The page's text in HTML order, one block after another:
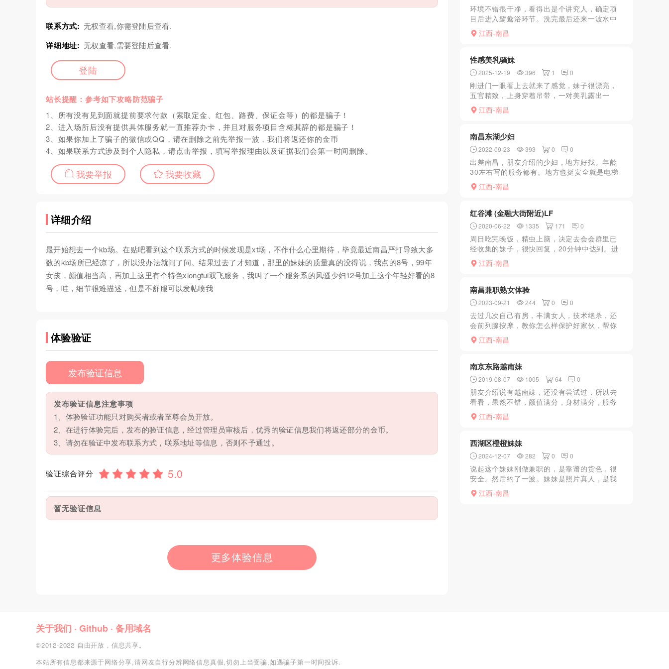
联系方式: 无权查看,你需登陆后查看.
详细地址: 无权查看,需要登陆后查看.
登陆
站长提醒：参考如下攻略防范骗子
1、所有没有见到面就提前要求付款（索取定金、红包、路费、保证金等）的都是骗子！
2、进入场所后没有提供具体服务就一直推荐办卡，并且对服务项目含糊其辞的都是骗子！
3、如果你加上了骗子的微信或QQ，请在删除之前先举报一波，我们将返还你的金币
4、如果联系方式涉及到个人隐私，请点击举报，填写举报理由以及证据我们会第一时间删除。
我要举报 我要收藏
详细介绍
最开始想去一个kb场。在贴吧看到这个联系方式的时候发现是xt场，不作什么心里期待，毕竟最近南昌严打导致大多
数的kb场所已经凉了，所以没办法就问了问。结果过去了才知道，那里的妹妹的质量真的没得说，我点的8号，99年
女孩，颜值相当高，再加上这里有个特色xiongtui双飞服务，我叫了一个服务系的风骚少妇12号加上这个年轻好看的8
号，哇，细节很难描述，但是不舒服可以发帖喷我
体验验证
发布验证信息
发布验证信息注意事项
1、体验验证功能只对购买者或者至尊会员开放。
2、在进行体验完后，发布的验证信息，经过管理员审核后，优秀的验证信息我们将返还部分的金币。
3、请勿在验证中发布联系方式，联系地址等信息，否则不予通过。
验证综合评分
暂无验证信息
更多体验信息
环境不错很干净，看得出是个讲究人，确定项
目后进入鸳鸯浴环节。洗完最后还来一波水中
萧，就这一顿操作我就有点要熄火了。最值得
我留恋的是妹子胸在我后背游走的那种感觉，
江西-南昌
性感美乳骚妹
2025-12-19 396 1 0
刚进门一眼看上去就来了感觉，妹子很漂亮，
五官精致，上身穿着吊带，一对美乳露出一
半，是我喜欢的类型，还没开始就有点小激动
了，看着她脱下衣服那瞬间，不由得摸了上
江西-南昌
南昌东湖少妇
2022-09-23 393 0 0
出差南昌，朋友介绍的少妇，地方好找。年龄
30左右写的服务都有。地方也挺安全就是电梯
不很给力卡中间好几分钟吓死人了。服务过程
不敷衍，走的时候还给按摩了刚下很赞
江西-南昌
红谷滩 (金融大街附近)LF
2020-06-22 1335 171 0
周日吃完晚饭，精虫上脑，决定去会会群里已
经收集的妹子，很快回复，20分钟中达到。进
去后第一眼看到妹子，很性感，咪咪非常大，
整个人比较小巧，身材好。简单沟通后开始一
江西-南昌
南昌兼职熟女体验
2023-09-21 244 0 0
去过几次自己有房，丰满女人，技术绝杀，还
会前列腺按摩，教你怎么样保护好家伙，帮你
洗澡用胸在身上游好舒服，床上服务绝杀，那
个猫式舔小弟弟实在舒服，这一项猫舔 比做爱
江西-南昌
南京东路越南妹
2019-08-07 1005 64 0
朋友介绍说有越南妹，还没有尝试过，所以去
看看，果然不错，颜值满分，身材满分，服务
听话，态度很好，比国内的都好，这次体验流
连忘返，小妹确实越南，年轻，中文挺好的，
江西-南昌
西湖区橙橙妹妹
2024-12-07 282 0 0
说起这个妹妹刚做兼职的，是靠谱的货色，很
安全。然后约了一波。妹妹是照片真人，是我
喜欢的类型，胸大屁股翘，很适合实战。她爱
说骚话。相当主动，怎么说呢，性欲旺盛的一
江西-南昌
关于我们 · Github · 备用域名
©2012-2022 自由开放，信息共享。
本站所有信息都来源于网络分享,请网友自行分辨网络信息真假,切勿上当受骗,如遇骗子第一时间投诉.